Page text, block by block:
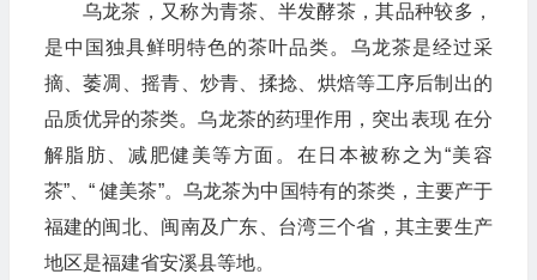
乌龙茶，又称为青茶、半发酵茶，其品种较多，
是中国独具鲜明特色的茶叶品类。乌龙茶是经过采
摘、萎凋、摇青、炒青、揉捻、烘焙等工序后制出的
品质优异的茶类。乌龙茶的药理作用，突出表现 在分
解脂肪、减肥健美等方面。在日本被称之为“美容
茶”、“ 健美茶”。乌龙茶为中国特有的茶类，主要产于
福建的闽北、闽南及广东、台湾三个省，其主要生产
地区是福建省安溪县等地。